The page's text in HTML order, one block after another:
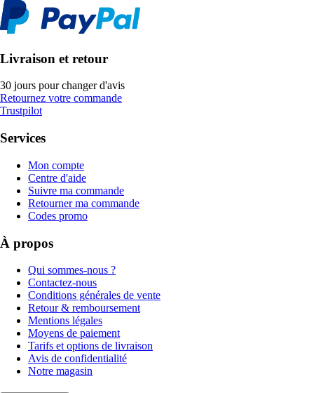
Livraison et retour
30 jours pour changer d'avis
Retournez votre commande
Trustpilot
Services
Mon compte
Centre d'aide
Suivre ma commande
Retourner ma commande
Codes promo
À propos
Qui sommes-nous ?
Contactez-nous
Conditions générales de vente
Retour & remboursement
Mentions légales
Moyens de paiement
Tarifs et options de livraison
Avis de confidentialité
Notre magasin